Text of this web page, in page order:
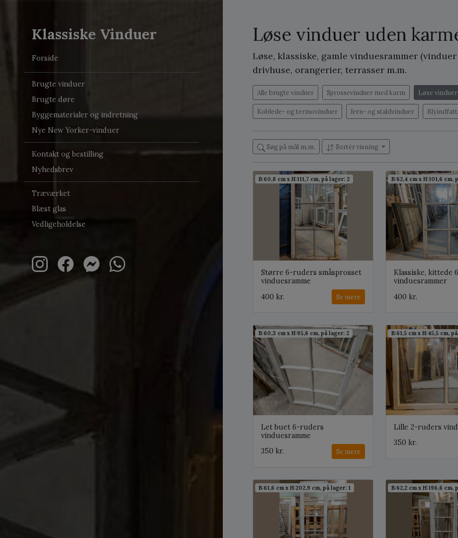
Klassiske Vinduer
Forside
Brugte vinduer
Brugte døre
Byggematerialer og indretning
Nye New Yorker-vinduer
Kontakt og bestilling
Nyhedsbrev
Træværket
Blæst glas
Vedligeholdelse
Løse vinduer uden
Løse, klassiske, gamle vinduesrammer
drivhuse, orangerier, terrasser m.m.
Alle brugte vinduer Sprossevinduer med karm Løse
Koblede- og termovinduer Jern- og staldvinduer
Søg på mål m.m. Sortér visning
B:60,8 cm x H:111,7 cm, på lager: 2
Større 6-ruders småsprosset
vinduesramme
400 kr.
Se mere
B:62,4 cm x H:101,6 cm,
Klassiske, kittede
vinduesrammer
400 kr.
B:60,3 cm x H:95,6 cm, på lager: 2
Let buet 6-ruders
vinduesramme
350 kr.
Se mere
B:61,5 cm x H:45,5 cm,
Lille 2-ruders
350 kr.
B:61,6 cm x H:202,9 cm, på lager: 1 B:62,2 cm x H:196,6 cm,